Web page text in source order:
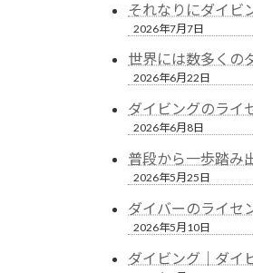
それなりにダイビ
2026年7月7日
世界には数多くの
2026年6月22日
ダイビングのライ
2026年6月8日
普段から一歩踏み
2026年5月25日
ダイバーのライセ
2026年5月10日
ダイビング｜ダイ